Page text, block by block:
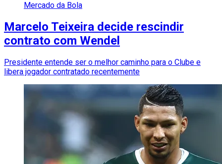
Mercado da Bola
Marcelo Teixeira decide rescindir
contrato com Wendel
Presidente entende ser o melhor caminho para o Clube e
libera jogador contratado recentemente